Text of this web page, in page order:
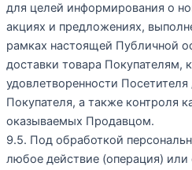
для целей информирования о
акциях и предложениях,
рамках настоящей Публичной
доставки товара Покупателям,
удовлетворенности
Покупателя, а также контроля
оказываемых Продавцом.
9.5. Под обработкой
любое действие (операция) или